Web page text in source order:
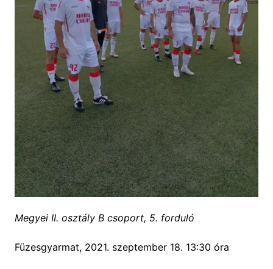
Megyei II. osztály B csoport, 5. forduló
Füzesgyarmat, 2021. szeptember 18. 13:30 óra